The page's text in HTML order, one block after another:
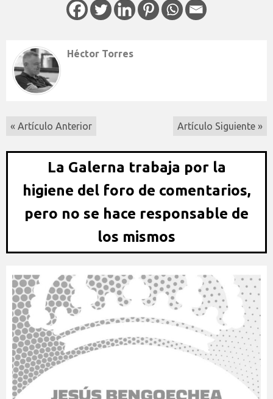
Héctor Torres
« Artículo Anterior Artículo Siguiente »
La Galerna trabaja por la
higiene del foro de comentarios,
pero no se hace responsable de
los mismos